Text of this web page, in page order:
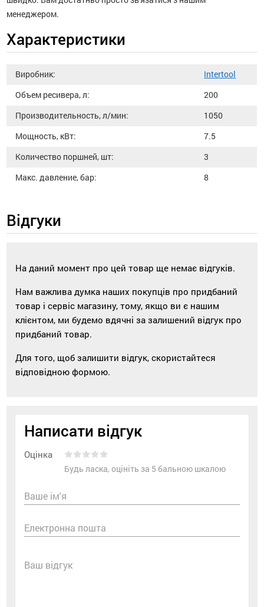
менеджером.
Характеристики
Виробник:
Intertool
Объем ресивера, л:
200
Производительность, л/мин:
1050
Мощность, кВт:
7.5
Количество поршней, шт:
3
Макс. давление, бар:
8
Відгуки
На даний момент про цей товар ще немає відгуків.
Нам важлива думка наших покупців про придбаний
товар і сервіс магазину, тому, якщо ви є нашим
клієнтом, ми будемо вдячні за залишений відгук про
придбаний товар.
Для того, щоб залишити відгук, скористайтеся
відповідною формою.
Написати відгук
Оцінка
Будь ласка, оцініть за 5 бальною шкалою
Ваше ім'я
Електронна пошта
Ваш відгук